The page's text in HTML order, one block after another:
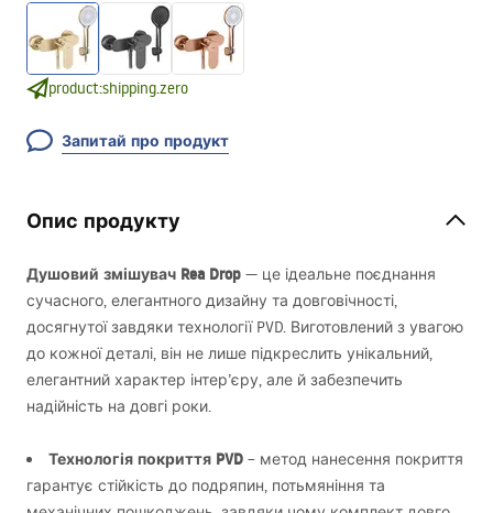
product:shipping.zero
Запитай про продукт
Опис продукту
Душовий змішувач Rea Drop — це ідеальне поєднання
сучасного, елегантного дизайну та довговічності,
досягнутої завдяки технології PVD. Виготовлений з увагою
до кожної деталі, він не лише підкреслить унікальний,
елегантний характер інтер’єру, але й забезпечить
надійність на довгі роки.
Технологія покриття PVD – метод нанесення покриття
гарантує стійкість до подряпин, потьмяніння та